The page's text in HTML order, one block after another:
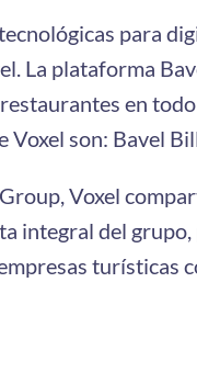
para
La plataforma
en
Voxel son: Bavel
Voxel
integral del
turísticas